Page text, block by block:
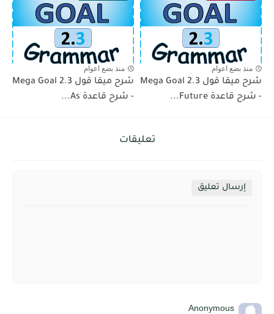
منذ بضع اعوام
شرح ميقا قول 2.3 Mega Goal
- شرح قاعدة Future...
منذ بضع اعوام
شرح ميقا قول 2.3 Mega Goal
- شرح قاعدة As...
تعليقات
إرسال تعليق
Anonymous